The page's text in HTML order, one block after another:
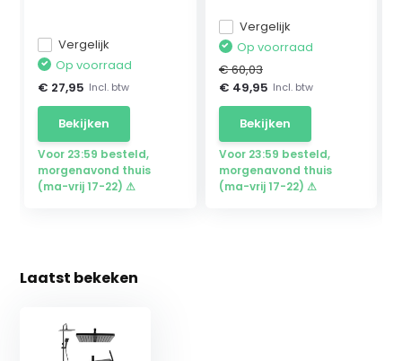
Vergelijk
Op voorraad
€ 27,95 Incl. btw
Bekijken
Voor 23:59 besteld,
morgenavond thuis
(ma-vrij 17-22) ⚠
Vergelijk
Op voorraad
€ 60,03
€ 49,95 Incl. btw
Bekijken
Voor 23:59 besteld,
morgenavond thuis
(ma-vrij 17-22) ⚠
Laatst bekeken